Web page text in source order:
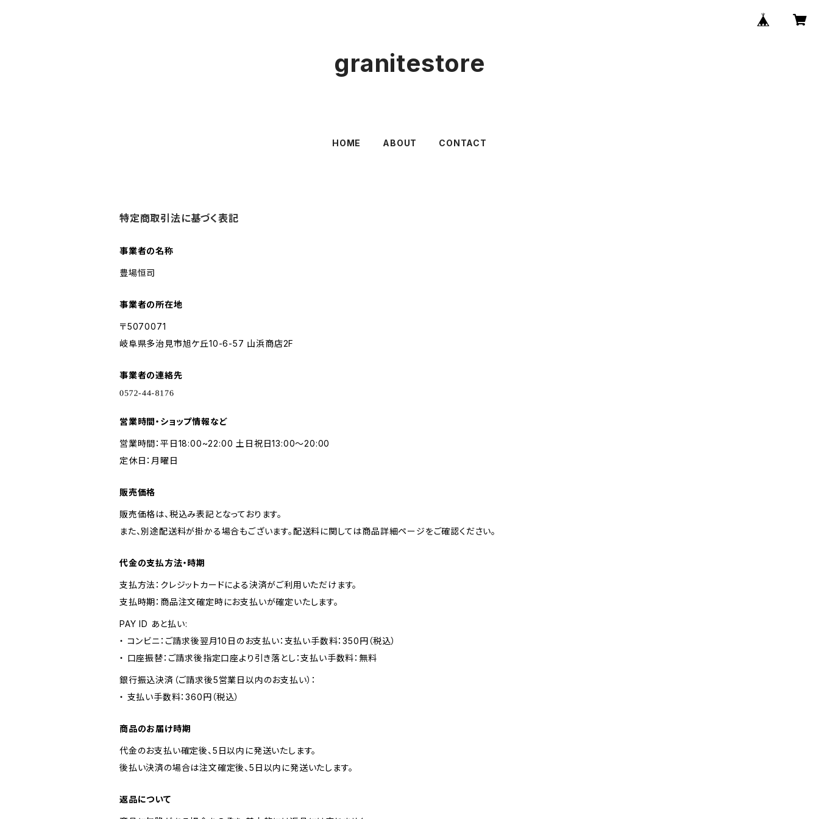
granitestore
HOME ABOUT CONTACT
特定商取引法に基づく表記
事業者の名称
豊場恒司
事業者の所在地
〒5070071
岐阜県多治見市旭ケ丘10-6-57 山浜商店2F
事業者の連絡先
営業時間・ショップ情報など
営業時間：平日18:00~22:00 土日祝日13:00～20:00
定休日：月曜日
販売価格
販売価格は、税込み表記となっております。
また、別途配送料が掛かる場合もございます。配送料に関しては商品詳細ページをご確認ください。
代金の支払方法・時期
支払方法：クレジットカードによる決済がご利用いただけます。
支払時期：商品注文確定時にお支払いが確定いたします。
PAY ID あと払い:
・ コンビニ：ご請求後翌月10日のお支払い：支払い手数料：350円（税込）
・ 口座振替：ご請求後指定口座より引き落とし：支払い手数料：無料
銀行振込決済（ご請求後5営業日以内のお支払い）：
・ 支払い手数料：360円（税込）
商品のお届け時期
代金のお支払い確定後、5日以内に発送いたします。
後払い決済の場合は注文確定後、5日以内に発送いたします。
返品について